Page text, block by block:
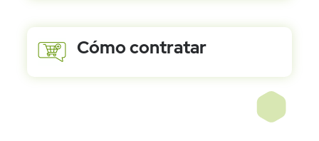
Cómo contratar